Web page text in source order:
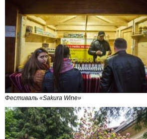
Фестиваль «Sakura Wine»